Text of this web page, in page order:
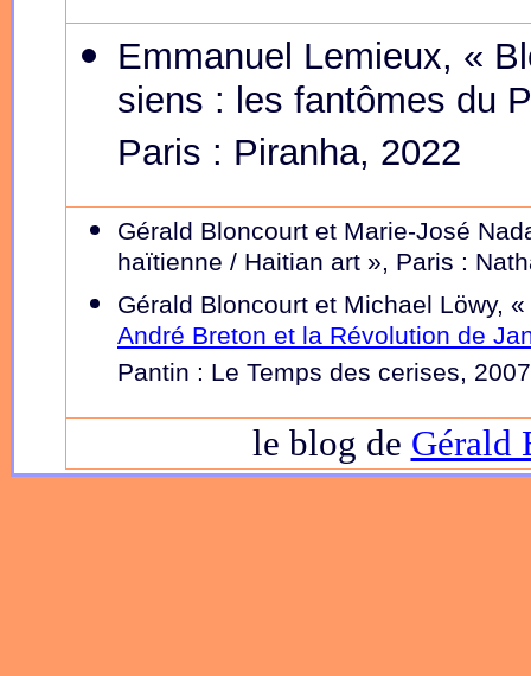
Emmanuel Lemieux, «
siens : les fantômes du
Paris : Piranha, 2022
Gérald Bloncourt et Marie-José
haïtienne / Haitian art », Paris :
Gérald Bloncourt et Michael Löwy, «
André Breton et la Révolution de
Pantin : Le Temps des cerises, 2007
le blog de Gérald